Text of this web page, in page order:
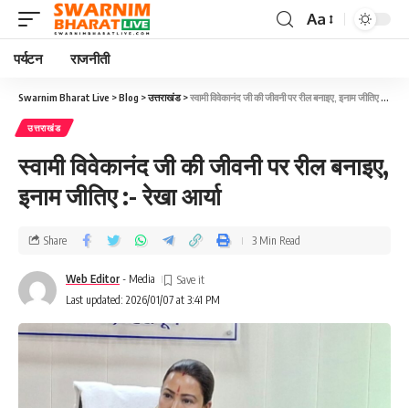
Aa
पर्यटन राजनीती
Swarnim Bharat Live >Blog >उत्तराखंड>स्वामी विवेकानंद जी की जीवनी पर रील बनाइए, इनाम जीतिए :- रेखा आर्या
उत्तराखंड
स्वामी विवेकानंद जी की जीवनी पर रील बनाइए,
इनाम जीतिए :- रेखा आर्या
Last updated: 2026/01/07 at 3:41 PM
Web Editor - Media
Share 3 Min Read